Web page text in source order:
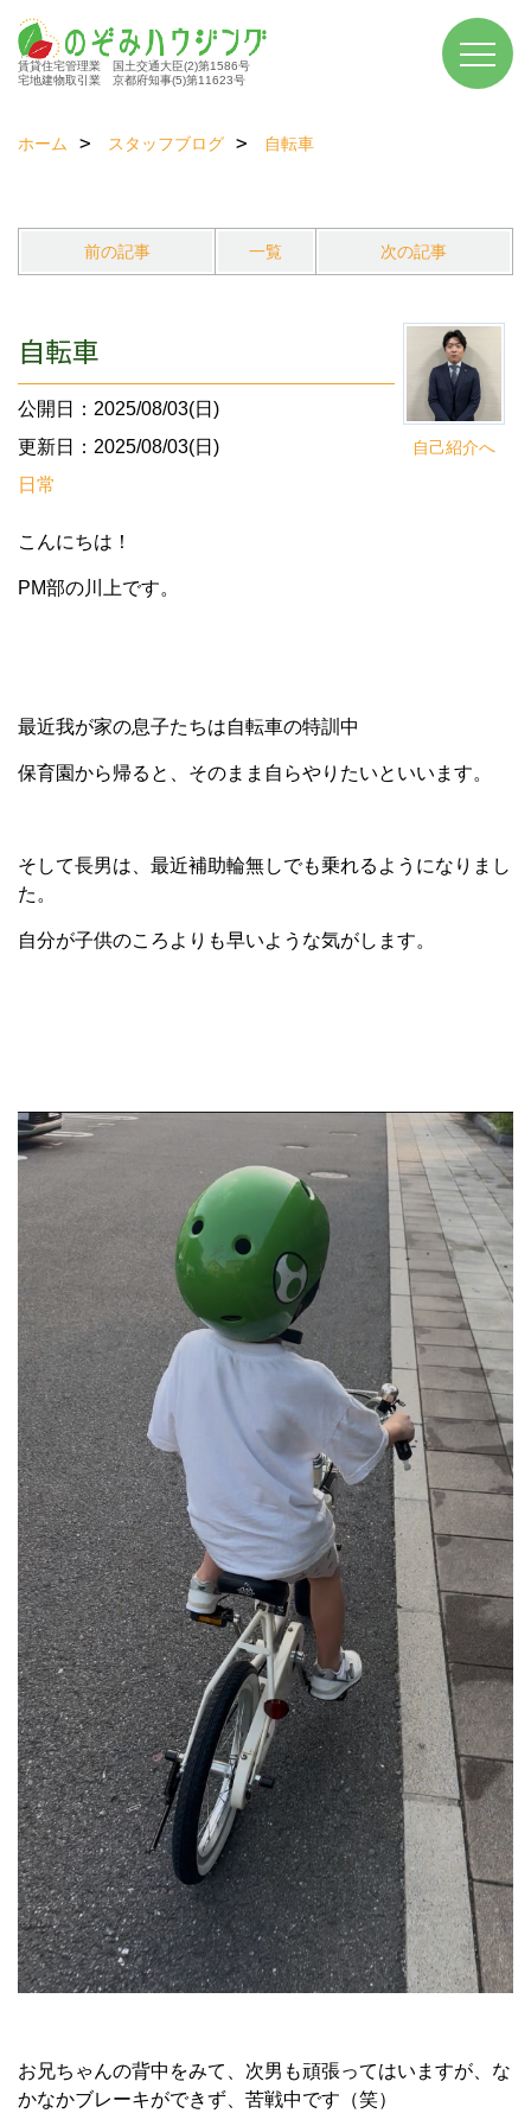
賃貸住宅管理業 国土交通大臣(2)第1586号
宅地建物取引業 京都府知事(5)第11623号
ホーム スタッフブログ 自転車
前の記事 一覧 次の記事
自己紹介へ
自転車
公開日：2025/08/03(日)
更新日：2025/08/03(日)
日常
こんにちは！
PM部の川上です。
最近我が家の息子たちは自転車の特訓中
保育園から帰ると、そのまま自らやりたいといいます。
そして長男は、最近補助輪無しでも乗れるようになりまし
た。
自分が子供のころよりも早いような気がします。
お兄ちゃんの背中をみて、次男も頑張ってはいますが、な
かなかブレーキができず、苦戦中です（笑）